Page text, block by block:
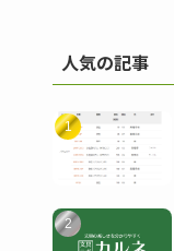
人気の記事